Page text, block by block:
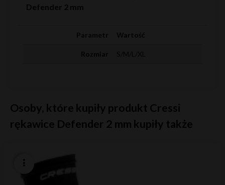
Defender 2 mm
Parametr Wartość
Rozmiar S/M/L/XL
Osoby, które kupiły produkt Cressi
rękawice Defender 2 mm kupiły także